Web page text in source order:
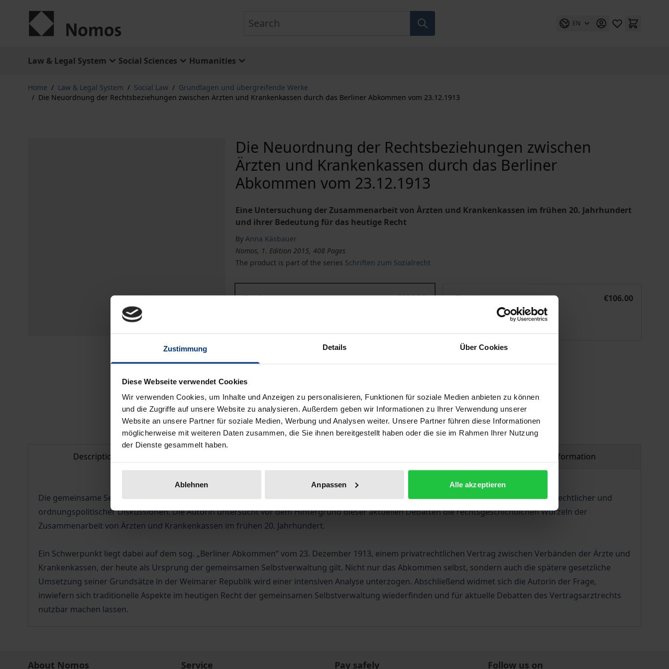
Zustimmung Details Über Cookies
Diese Webseite verwendet Cookies
Wir verwenden Cookies, um Inhalte und Anzeigen zu personalisieren, Funktionen für soziale Medien anbieten zu können
und die Zugriffe auf unsere Website zu analysieren. Außerdem geben wir Informationen zu Ihrer Verwendung unserer
Website an unsere Partner für soziale Medien, Werbung und Analysen weiter. Unsere Partner führen diese Informationen
möglicherweise mit weiteren Daten zusammen, die Sie ihnen bereitgestellt haben oder die sie im Rahmen Ihrer Nutzung
der Dienste gesammelt haben.
Ablehnen Anpassen Alle akzeptieren
EN
Law & Legal System Social Sciences Humanities
Home / Law & Legal System / Social Law / Grundlagen und übergreifende Werke
/ Die Neuordnung der Rechtsbeziehungen zwischen Ärzten und Krankenkassen durch das Berliner Abkommen vom 23.12.1913
Die Neuordnung der Rechtsbeziehungen zwischen
Ärzten und Krankenkassen durch das Berliner
Abkommen vom 23.12.1913
Eine Untersuchung der Zusammenarbeit von Ärzten und Krankenkassen im frühen 20. Jahrhundert
und ihrer Bedeutung für das heutige Recht
By Anna Käsbauer
Nomos, 1. Edition 2015, 408 Pages
The product is part of the series Schriften zum Sozialrecht
Book
€106.00
eBook
€106.00
ISBN 978-3-8452-6061-7
Prices include VAT. Depending on the delivery address, VAT may vary at checkout.
Delivery cost notice
Description Product safety information
Die gemeinsame Selbstverwaltung, das tragende Grundprinzip des heutigen Vertragsarztrechts, steht seit langem im Fokus verfassungsrechtlicher und
ordnungspolitischer Diskussionen. Die Autorin untersucht vor dem Hintergrund dieser aktuellen Debatten die rechtsgeschichtlichen Wurzeln der
Zusammenarbeit von Ärzten und Krankenkassen im frühen 20. Jahrhundert.
Ein Schwerpunkt liegt dabei auf dem sog. „Berliner Abkommen“ vom 23. Dezember 1913, einem privatrechtlichen Vertrag zwischen Verbänden der Ärzte und
Krankenkassen, der heute als Ursprung der gemeinsamen Selbstverwaltung gilt. Nicht nur das Abkommen selbst, sondern auch die spätere gesetzliche
Umsetzung seiner Grundsätze in der Weimarer Republik wird einer intensiven Analyse unterzogen. Abschließend widmet sich die Autorin der Frage,
inwiefern sich traditionelle Aspekte im heutigen Recht der gemeinsamen Selbstverwaltung wiederfinden und für aktuelle Debatten des Vertragsarztrechts
nutzbar machen lassen.
About Nomos Service Pay safely Follow us on